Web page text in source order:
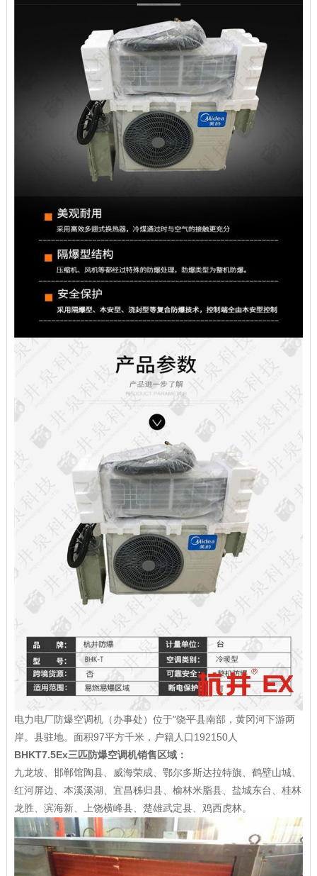
电力电厂防爆空调机（办事处）位于"饶平县南部，黄冈河下游两
岸。县驻地。面积97平方千米，户籍人口192150人
BHKT7.5Ex三匹防爆空调机销售区域：
九龙坡、邯郸馆陶县、威海荣成、鄂尔多斯达拉特旗、鹤壁山城、
红河屏边、本溪溪湖、宜昌秭归县、榆林米脂县、盐城东台、桂林
龙胜、滨海新、上饶横峰县、楚雄武定县、鸡西虎林。